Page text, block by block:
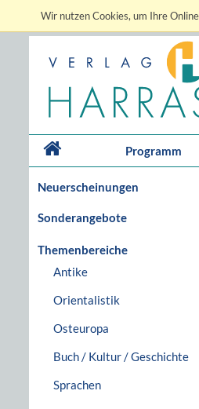
Wir nutzen Cookies, um Ihre
Programm
Neuerscheinungen
Sonderangebote
Themenbereiche
Antike
Orientalistik
Osteuropa
Buch / Kultur / Geschichte
Sprachen